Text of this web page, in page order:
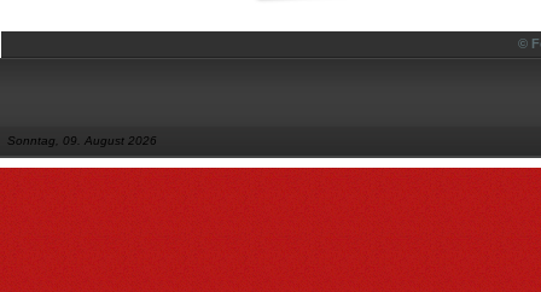
©
Sonntag, 09. August 2026